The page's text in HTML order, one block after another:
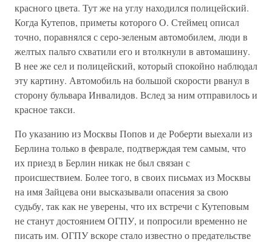
красного цвета. Тут же на углу находился полицейский.
Когда Кутепов, приметы которого О. Стеймец описал
точно, поравнялся с серо-зеленым автомобилем, люди в
желтых пальто схватили его и втолкнули в автомашину.
В нее же сел и полицейский, который спокойно наблюдал
эту картину. Автомобиль на большой скорости рванул в
сторону бульвара Инвалидов. Вслед за ним отправилось и
красное такси.
По указанию из Москвы Попов и де Роберти выехали из
Берлина только в феврале, подтверждая тем самым, что
их приезд в Берлин никак не был связан с
происшествием. Более того, в своих письмах из Москвы
на имя Зайцева они высказывали опасения за свою
судьбу, так как не уверены, что их встречи с Кутеповым
не станут достоянием ОГПУ, и попросили временно не
писать им. ОГПУ вскоре стало известно о предательстве